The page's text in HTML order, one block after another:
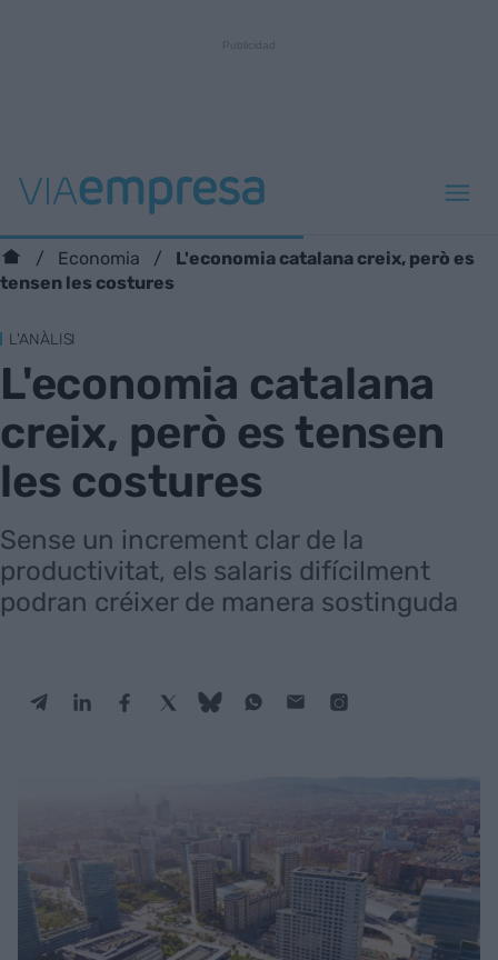
Economia
L'economia catalana creix, però es
tensen les costures
L'ANÀLISI
L'economia catalana
creix, però es tensen
les costures
Sense un increment clar de la
productivitat, els salaris difícilment
podran créixer de manera sostinguda